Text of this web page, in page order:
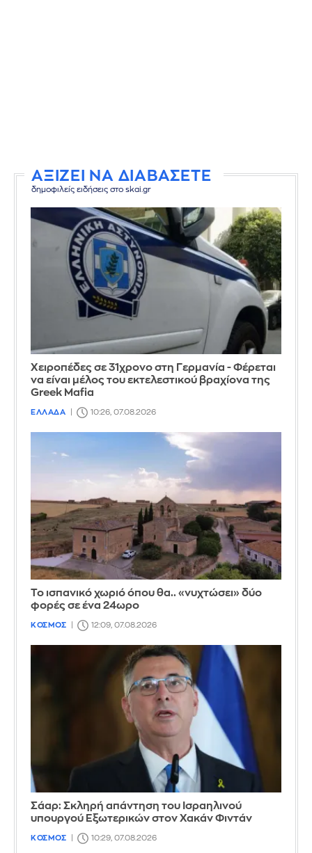
ΑΞΙΖΕΙ ΝΑ ΔΙΑΒΑΣΕΤΕ
δημοφιλείς ειδήσεις στο skai.gr
Χειροπέδες σε 31χρονο στη Γερμανία - Φέρεται
να είναι μέλος του εκτελεστικού βραχίονα της
Greek Mafia
ΕΛΛΑΔΑ 10:26, 07.08.2026
Το ισπανικό χωριό όπου θα.. «νυχτώσει» δύο
φορές σε ένα 24ωρο
ΚΟΣΜΟΣ 12:09, 07.08.2026
Σάαρ: Σκληρή απάντηση του Ισραηλινού
υπουργού Εξωτερικών στον Χακάν Φιντάν
ΚΟΣΜΟΣ 10:29, 07.08.2026